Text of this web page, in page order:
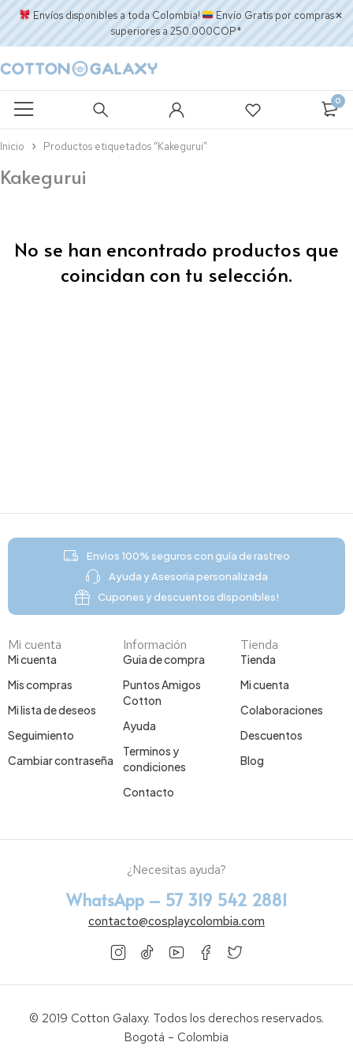
Envíos disponibles a toda Colombia!
Envío Gratis por compras
superiores a 250.000COP*
0
Inicio Productos etiquetados “Kakegurui”
Kakegurui
No se han encontrado productos que
coincidan con tu selección.
Envios 100% seguros con guía de rastreo
Ayuda y Asesoria personalizada
Cupones y descuentos disponibles!
Mi cuenta
Mi cuenta
Mis compras
Mi lista de deseos
Seguimiento
Cambiar contraseña
Información
Guia de compra
Puntos Amigos
Cotton
Ayuda
Terminos y
condiciones
Contacto
Tienda
Tienda
Mi cuenta
Colaboraciones
Descuentos
Blog
¿Necesitas ayuda?
WhatsApp – 57 319 542 2881
contacto@cosplaycolombia.com
© 2019 Cotton Galaxy. Todos los derechos reservados.
Bogotá – Colombia